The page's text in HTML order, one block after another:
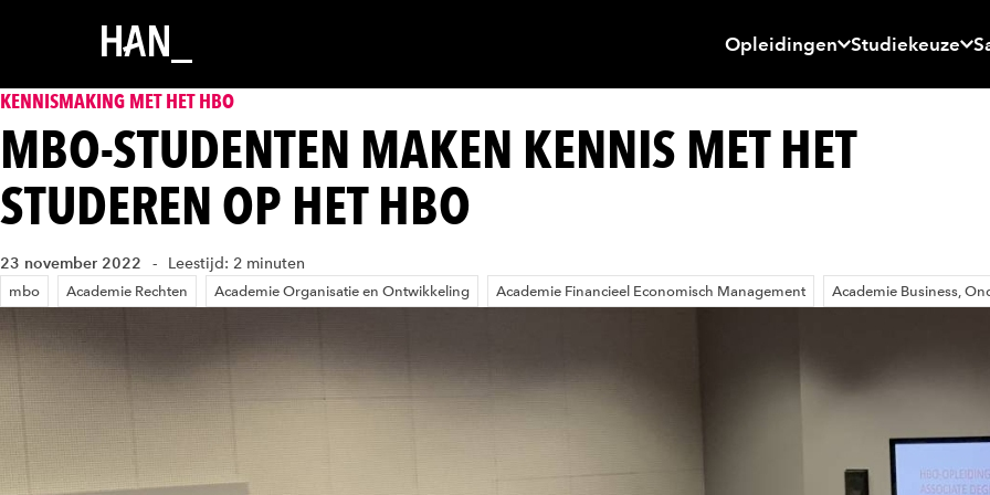
Opleidingen Studiekeuze
KENNISMAKING MET HET HBO
MBO-STUDENTEN MAKEN KENNIS MET HET
STUDEREN OP HET HBO
23 november 2022 Leestijd: 2 minuten
mbo Academie Rechten Academie Organisatie en Ontwikkeling Academie Financieel Economisch Management Academie Business,